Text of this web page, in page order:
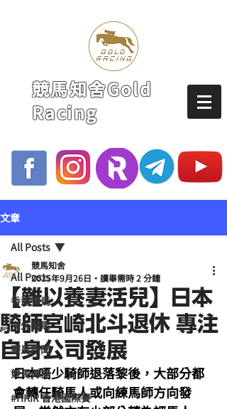
競馬知舍Gold
Racing
文章
All Posts
香港賽馬
海外賽馬
賽馬新聞
競馬磚提
#HKIR 香港國際賽
All Posts
【難以養妻活兒】日本
騎師宮崎北斗退休 專注
自身公司發展
競馬知舍
2025年9月26日
讀畢需時 2 分鐘
日本唔少騎師退落黎後，大部分都
會轉任騎馬人或向練馬師方向發